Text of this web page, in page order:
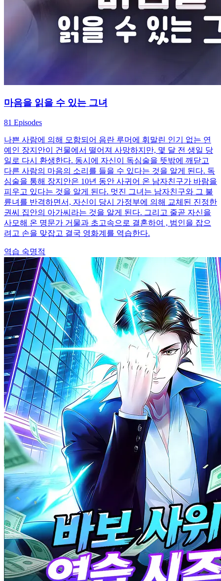
마음을 읽을 수 있는 그녀
81 Episodes
나쁜 사람에 의해 모함되어 음란 루머에 휘말린 인기 없는 연
예인 장지안이 건물에서 떨어져 사망하지만, 몇 달 전 생일 당
일로 다시 환생한다. 동시에 자신이 독심술을 뜻밖에 깨닫고
다른 사람의 마음의 소리를 들을 수 있다는 것을 알게 된다. 독
심술을 통해 장지안은 10년 동안 사귀어 온 남자친구가 바람을
피우고 있다는 것을 알게 된다. 멋진 그녀는 남자친구와 그 불
륜녀를 반격하면서, 자신이 당시 가정부에 의해 교체된 진정한
권씨 집안의 아가씨라는 것을 알게 된다. 그리고 줄곧 자신을
사모해 온 명문가 거물과 초고속으로 결혼하여 , 범인을 잡으
려고 손을 맞잡고 결국 영화계를 역습한다.
역습 숙명적